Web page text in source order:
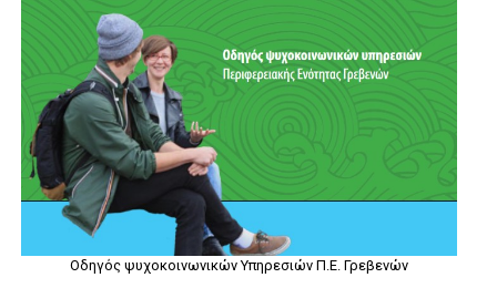
Οδηγός ψυχοκοινωνικών Υπηρεσιών Π.Ε. Γρεβενών